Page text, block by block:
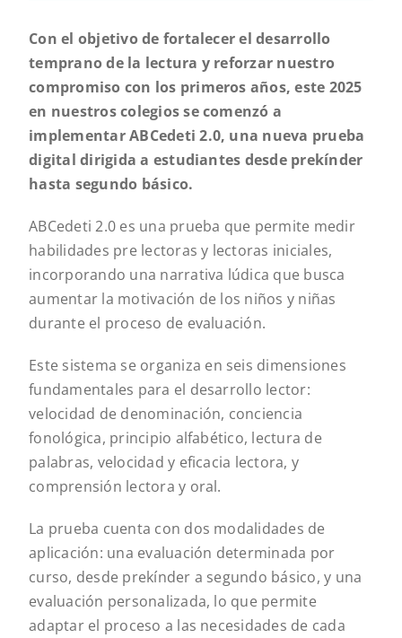
Con el objetivo de fortalecer el desarrollo
temprano de la lectura y reforzar nuestro
compromiso con los primeros años, este 2025
en nuestros colegios se comenzó a
implementar ABCedeti 2.0, una nueva prueba
digital dirigida a estudiantes desde prekínder
hasta segundo básico.
ABCedeti 2.0 es una prueba que permite medir
habilidades pre lectoras y lectoras iniciales,
incorporando una narrativa lúdica que busca
aumentar la motivación de los niños y niñas
durante el proceso de evaluación.
Este sistema se organiza en seis dimensiones
fundamentales para el desarrollo lector:
velocidad de denominación, conciencia
fonológica, principio alfabético, lectura de
palabras, velocidad y eficacia lectora, y
comprensión lectora y oral.
La prueba cuenta con dos modalidades de
aplicación: una evaluación determinada por
curso, desde prekínder a segundo básico, y una
evaluación personalizada, lo que permite
adaptar el proceso a las necesidades de cada